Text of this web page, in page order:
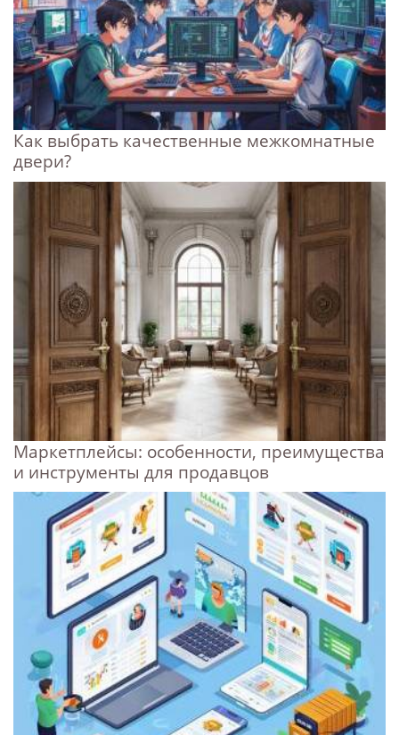
Как выбрать качественные межкомнатные
двери?
Маркетплейсы: особенности, преимущества
и инструменты для продавцов